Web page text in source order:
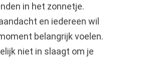
in het zonnetje.
en iedereen wil
belangrijk voelen.
niet in slaagt om je